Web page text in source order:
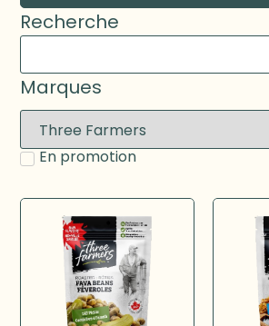
Recherche
Marques
En promotion